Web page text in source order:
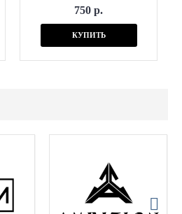
750 р.
КУПИТЬ